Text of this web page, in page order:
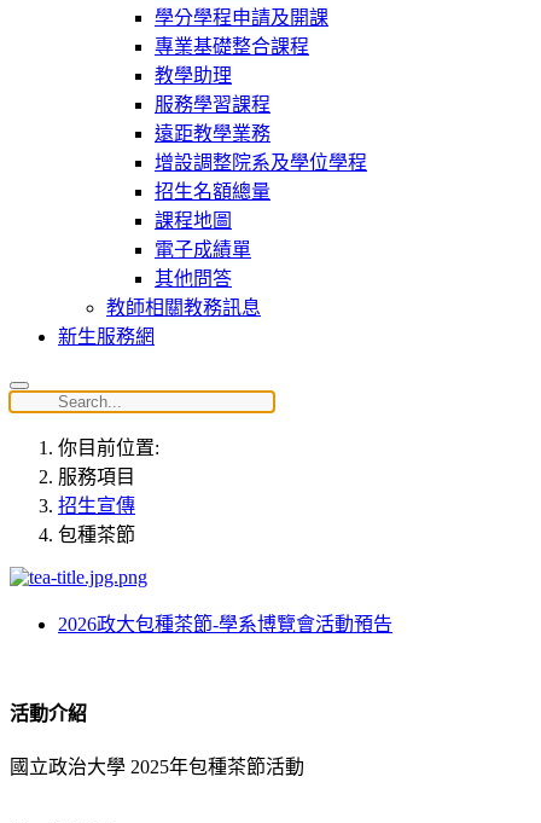
學分學程申請及開課
專業基礎整合課程
教學助理
服務學習課程
遠距教學業務
增設調整院系及學位學程
招生名額總量
課程地圖
電子成績單
其他問答
教師相關教務訊息
新生服務網
你目前位置:
服務項目
招生宣傳
包種茶節
2026政大包種茶節-學系博覽會活動預告
活動介紹
國立政治大學 2025年包種茶節活動